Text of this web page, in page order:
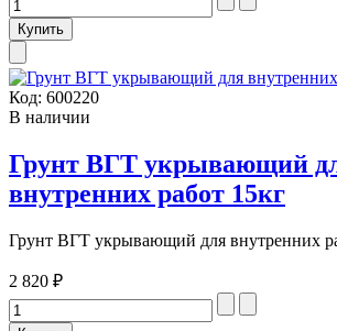
Код: 600220
В наличии
Грунт ВГТ укрывающий
внутренних работ 15кг
Грунт ВГТ укрывающий для внутренних
2 820 ₽